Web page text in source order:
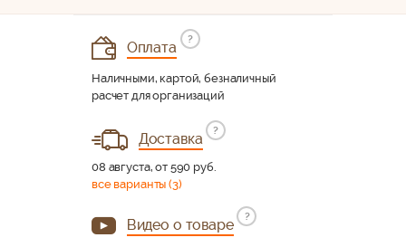
Оплата
?
Наличными, картой, безналичный
расчет для организаций
Доставка
?
08 августа, от 590 руб.
все варианты (3)
Видео о товаре
?